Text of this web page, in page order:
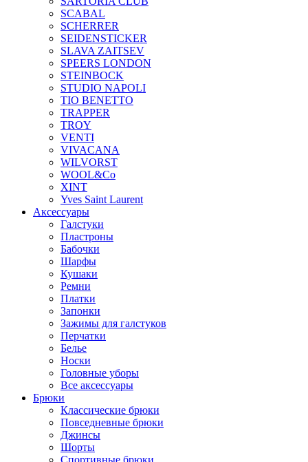
SCABAL
SCHERRER
SEIDENSTICKER
SLAVA ZAITSEV
SPEERS LONDON
STEINBOCK
STUDIO NAPOLI
TIO BENETTO
TRAPPER
TROY
VENTI
VIVACANA
WILVORST
WOOL&Co
XINT
Yves Saint Laurent
Аксессуары
Галстуки
Пластроны
Бабочки
Шарфы
Кушаки
Ремни
Платки
Запонки
Зажимы для галстуков
Перчатки
Белье
Носки
Головные уборы
Все аксессуары
Брюки
Классические брюки
Повседневные брюки
Джинсы
Шорты
Спортивные брюки